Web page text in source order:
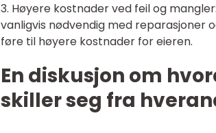
3. Høyere kostnader ved feil og
vanligvis nødvendig med reparasjoner
føre til høyere kostnader for eieren.
En diskusjon om
skiller seg fra